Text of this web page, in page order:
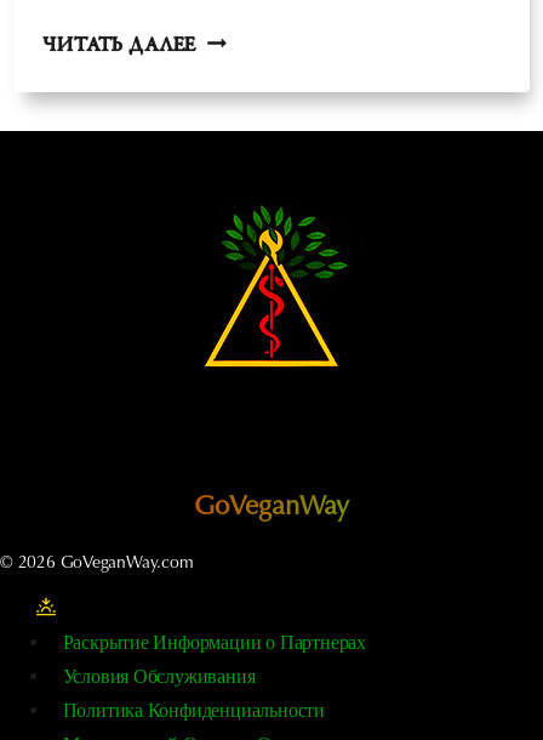
ЧИТАТЬ ДАЛЕЕ ПАЛЕО-
-
ПОМИНЕ
GoVeganWay
© 2026 GoVeganWay.com
Раскрытие Информации о Партнерах
Условия Обслуживания
Политика Конфиденциальности